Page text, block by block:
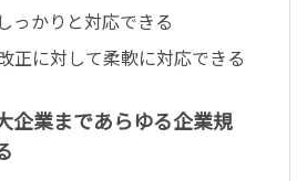
っかりと対応できる
正に対して柔軟に対応できる
企業まであらゆる企業規